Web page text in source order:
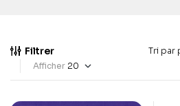
Filtrer
Afficher